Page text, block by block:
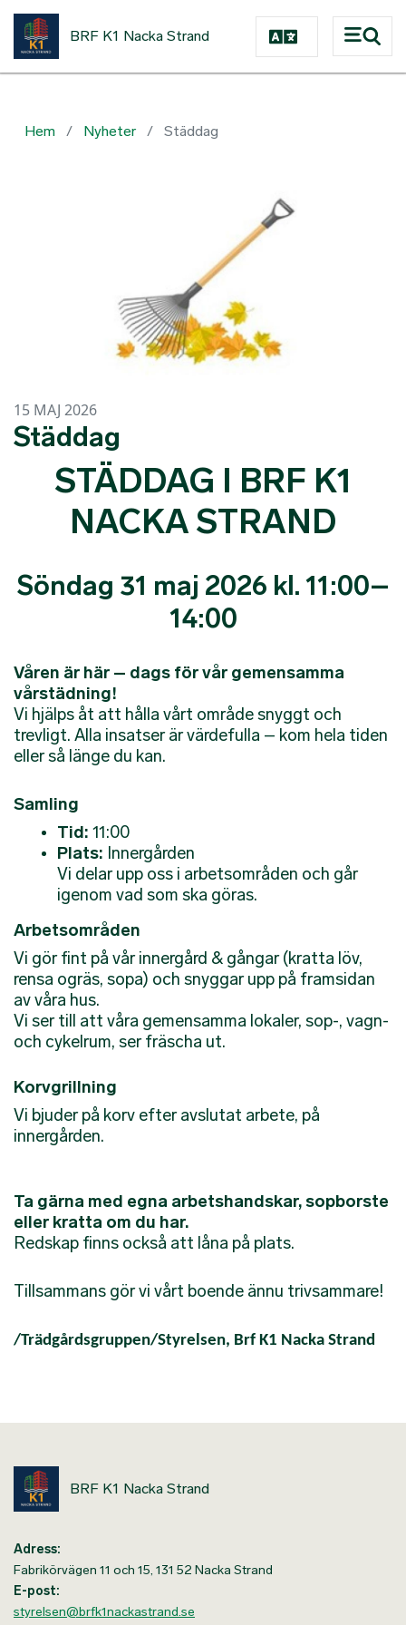
BRF K1 Nacka Strand
Hem Nyheter Städdag
15 MAJ 2026
Städdag
STÄDDAG I BRF K1
NACKA STRAND
Söndag 31 maj 2026 kl. 11:00–
14:00
Våren är här – dags för vår gemensamma
vårstädning!
Vi hjälps åt att hålla vårt område snyggt och
trevligt. Alla insatser är värdefulla – kom hela tiden
eller så länge du kan.
Samling
Tid: 11:00
Plats: Innergården
Vi delar upp oss i arbetsområden och går
igenom vad som ska göras.
Arbetsområden
Vi gör fint på vår innergård & gångar (kratta löv,
rensa ogräs, sopa) och snyggar upp på framsidan
av våra hus.
Vi ser till att våra gemensamma lokaler, sop-, vagn-
och cykelrum, ser fräscha ut.
Korvgrillning
Vi bjuder på korv efter avslutat arbete, på
innergården.
Ta gärna med egna arbetshandskar, sopborste
eller kratta om du har.
Redskap finns också att låna på plats.
Tillsammans gör vi vårt boende ännu trivsammare!
/Trädgårdsgruppen/Styrelsen, Brf K1 Nacka Strand
BRF K1 Nacka Strand
Adress:
Fabrikörvägen 11 och 15, 131 52 Nacka Strand
E-post:
styrelsen@brfk1nackastrand.se